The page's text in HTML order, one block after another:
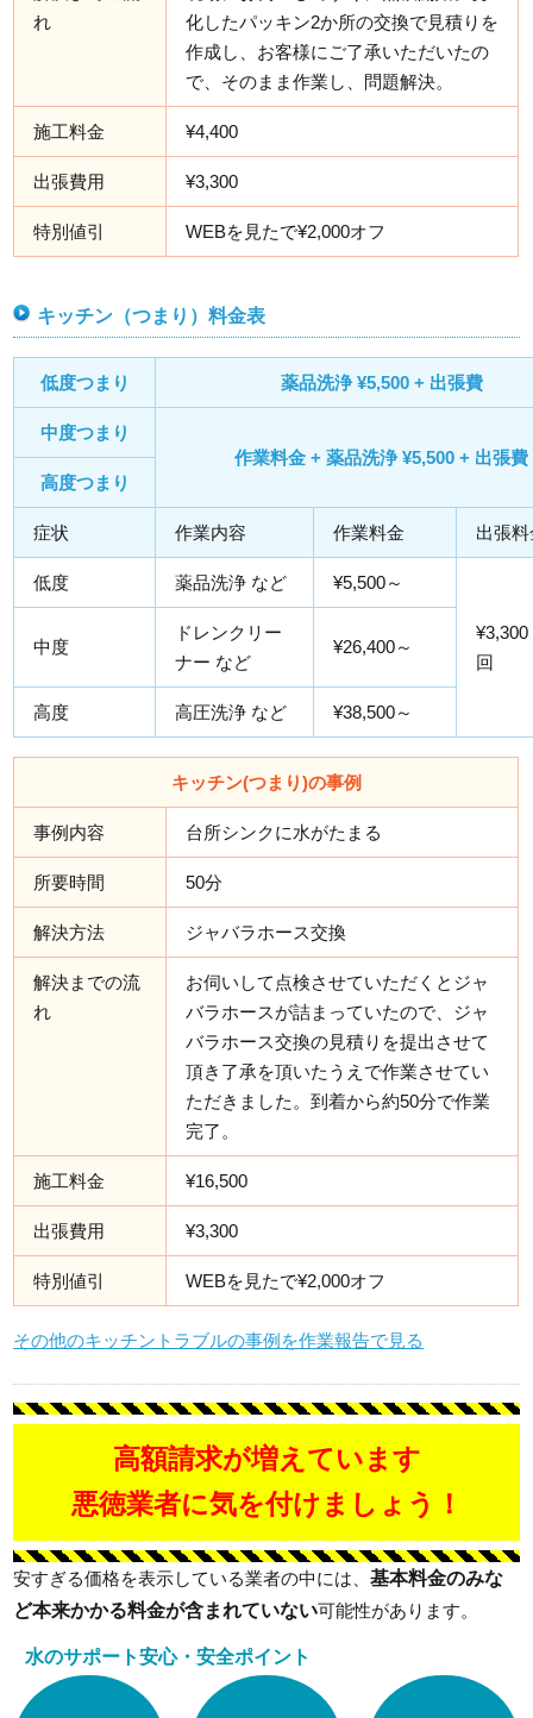
れ
化したパッキン2か所の交換で見積りを
作成し、お客様にご了承いただいたの
で、そのまま作業し、問題解決。
施工料金 ¥4,400
出張費用 ¥3,300
特別値引 WEBを見たで¥2,000オフ
キッチン（つまり）料金表
低度つまり 薬品洗浄 ¥5,500 + 出張費
中度つまり
作業料金 + 薬品洗浄 ¥5,500 + 出張費
高度つまり
症状 作業内容 作業料金 出張
低度 薬品洗浄 など ¥5,500～
回
中度
ドレンクリー
ナー など
¥26,400～
高度 高圧洗浄 など ¥38,500～
キッチン(つまり)の事例
事例内容 台所シンクに水がたまる
所要時間 50分
解決方法 ジャバラホース交換
解決までの流
れ
お伺いして点検させていただくとジャ
バラホースが詰まっていたので、ジャ
バラホース交換の見積りを提出させて
頂き了承を頂いたうえで作業させてい
ただきました。到着から約50分で作業
完了。
施工料金 ¥16,500
出張費用 ¥3,300
特別値引 WEBを見たで¥2,000オフ
その他のキッチントラブルの事例を作業報告で見る
高額請求が増えています
悪徳業者に気を付けましょう！
安すぎる価格を表示している業者の中には、基本料金のみな
ど本来かかる料金が含まれていない可能性があります。
水のサポート安心・安全ポイント